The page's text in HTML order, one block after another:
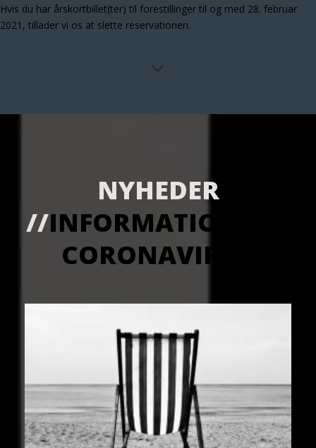
Hvis du har årskortbillet(ter) til forestillinger til og med 28. februar
2021, tillader vi os at slette reservationen.
NYHEDER
//INFORMATION OM
CORONAVIRUS